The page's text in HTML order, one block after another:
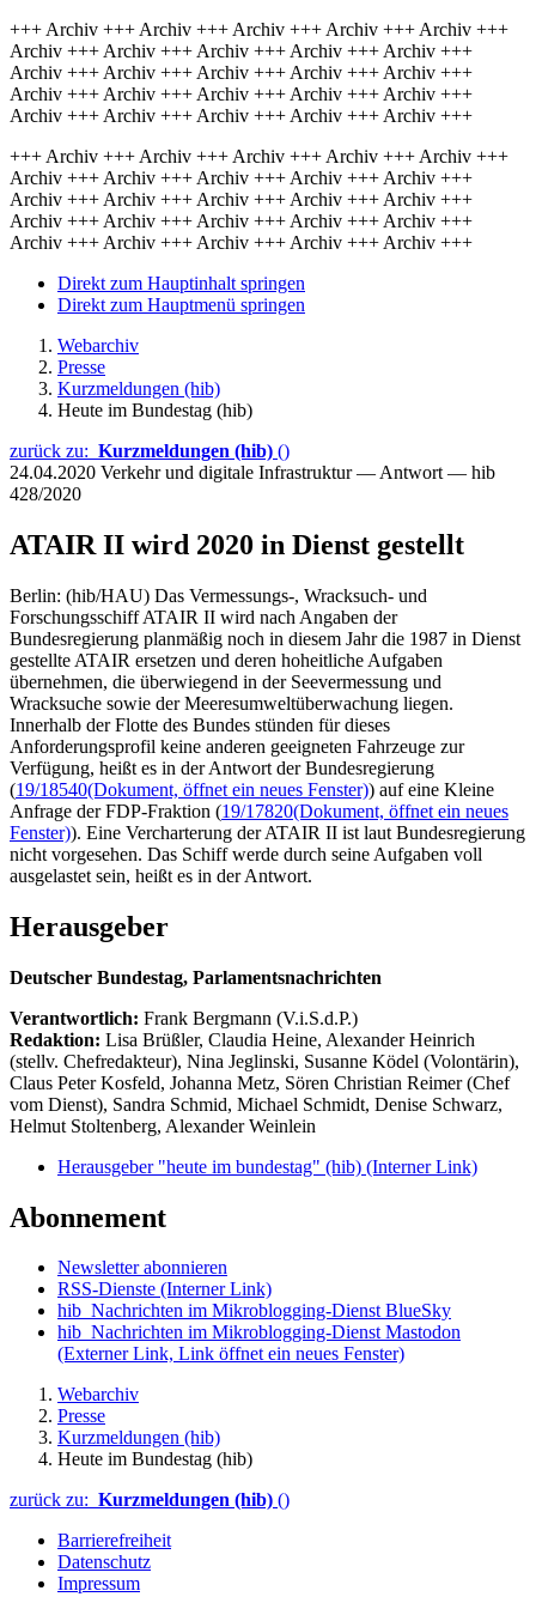
+++ Archiv +++ Archiv +++ Archiv +++ Archiv +++ Archiv +++
Archiv +++ Archiv +++ Archiv +++ Archiv +++ Archiv +++
Archiv +++ Archiv +++ Archiv +++ Archiv +++ Archiv +++
Archiv +++ Archiv +++ Archiv +++ Archiv +++ Archiv +++
Archiv +++ Archiv +++ Archiv +++ Archiv +++ Archiv +++
+++ Archiv +++ Archiv +++ Archiv +++ Archiv +++ Archiv +++
Archiv +++ Archiv +++ Archiv +++ Archiv +++ Archiv +++
Archiv +++ Archiv +++ Archiv +++ Archiv +++ Archiv +++
Archiv +++ Archiv +++ Archiv +++ Archiv +++ Archiv +++
Archiv +++ Archiv +++ Archiv +++ Archiv +++ Archiv +++
Direkt zum Hauptinhalt springen
Direkt zum Hauptmenü springen
Webarchiv
Presse
Kurzmeldungen (hib)
Heute im Bundestag (hib)
zurück zu: Kurzmeldungen (hib) ()
24.04.2020 Verkehr und digitale Infrastruktur — Antwort — hib
428/2020
ATAIR II wird 2020 in Dienst gestellt
Berlin: (hib/HAU) Das Vermessungs-, Wracksuch- und
Forschungsschiff ATAIR II wird nach Angaben der
Bundesregierung planmäßig noch in diesem Jahr die 1987 in Dienst
gestellte ATAIR ersetzen und deren hoheitliche Aufgaben
übernehmen, die überwiegend in der Seevermessung und
Wracksuche sowie der Meeresumweltüberwachung liegen.
Innerhalb der Flotte des Bundes stünden für dieses
Anforderungsprofil keine anderen geeigneten Fahrzeuge zur
Verfügung, heißt es in der Antwort der Bundesregierung
(19/18540(Dokument, öffnet ein neues Fenster)) auf eine Kleine
Anfrage der FDP-Fraktion (19/17820(Dokument, öffnet ein neues
Fenster)). Eine Vercharterung der ATAIR II ist laut Bundesregierung
nicht vorgesehen. Das Schiff werde durch seine Aufgaben voll
ausgelastet sein, heißt es in der Antwort.
Herausgeber
Deutscher Bundestag, Parlamentsnachrichten
Verantwortlich: Frank Bergmann (V.i.S.d.P.)
Redaktion: Lisa Brüßler, Claudia Heine, Alexander Heinrich
(stellv. Chefredakteur), Nina Jeglinski, Susanne Ködel (Volontärin),
Claus Peter Kosfeld, Johanna Metz, Sören Christian Reimer (Chef
vom Dienst), Sandra Schmid, Michael Schmidt, Denise Schwarz,
Helmut Stoltenberg, Alexander Weinlein
Herausgeber "heute im bundestag" (hib) (Interner Link)
Abonnement
Newsletter abonnieren
RSS-Dienste (Interner Link)
hib_Nachrichten im Mikroblogging-Dienst BlueSky
hib_Nachrichten im Mikroblogging-Dienst Mastodon
(Externer Link, Link öffnet ein neues Fenster)
Webarchiv
Presse
Kurzmeldungen (hib)
Heute im Bundestag (hib)
zurück zu: Kurzmeldungen (hib) ()
Barrierefreiheit
Datenschutz
Impressum